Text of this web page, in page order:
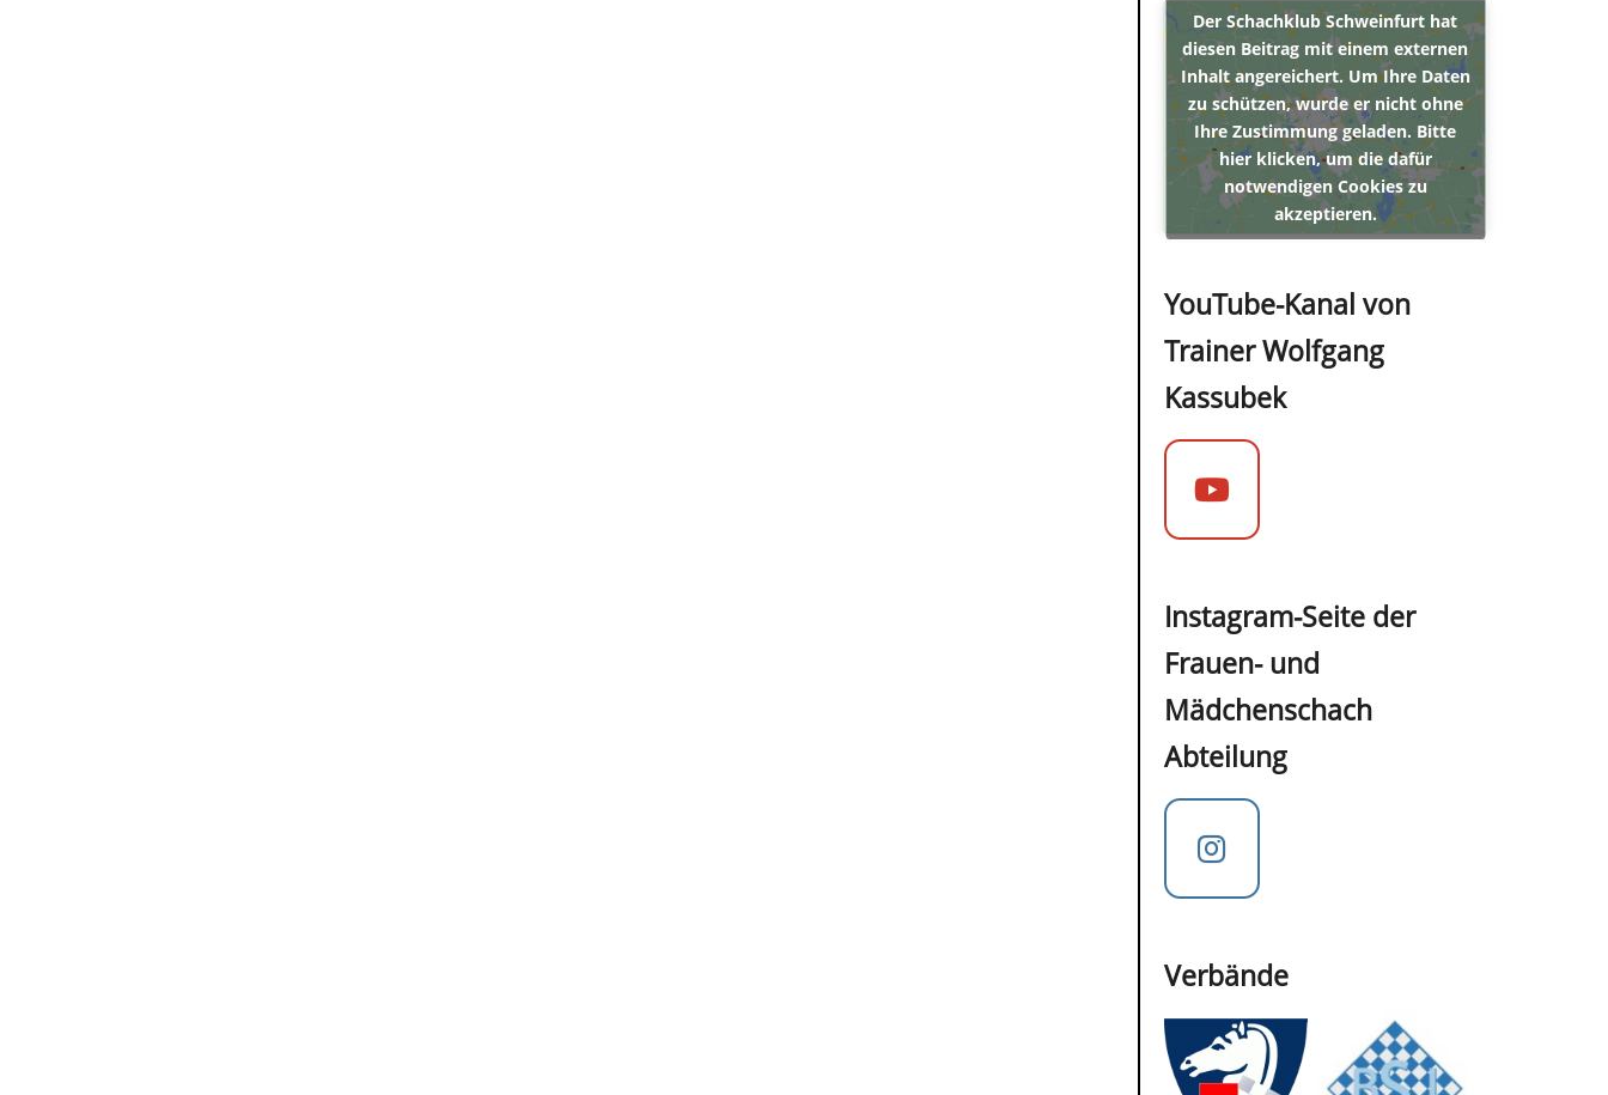
Der Schachklub Schweinfurt hat
diesen Beitrag mit einem externen
Inhalt angereichert. Um Ihre Daten
zu schützen, wurde er nicht ohne
Ihre Zustimmung geladen. Bitte
hier klicken, um die dafür
notwendigen Cookies zu
akzeptieren.
YouTube-Kanal von
Trainer Wolfgang
Kassubek
Instagram-Seite der
Frauen- und
Mädchenschach
Abteilung
Verbände